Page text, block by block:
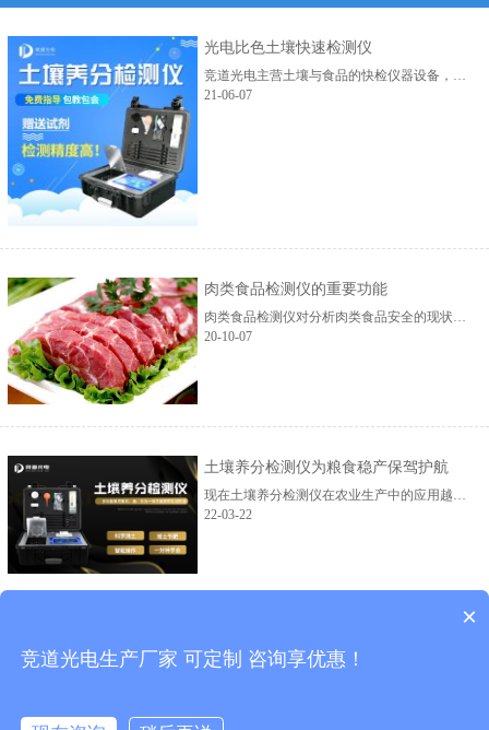
光电比色土壤快速检测仪
竞道光电主营土壤与食品的快检仪器设备，新推出的光电比色土壤快速检测仪，型号有JD-GT1、JD-GT2、JD-GT3、JD-GT4、JD-GT5，配置不同，适应不同客户的需求。...
21-06-07
肉类食品检测仪的重要功能
肉类食品检测仪对分析肉类食品安全的现状、问题产生的原因及执行安全保障的措施都是发挥积极的作用的。...
20-10-07
土壤养分检测仪为粮食稳产保驾护航
现在土壤养分检测仪在农业生产中的应用越来越广泛，土壤养分检测仪的使用为粮食作物的高产稳产提供了保障。土壤养分检测仪厂家山东竞道光电科技有限公司。...
22-03-22
×
竞道光电生产厂家 可定制 咨询享优惠！